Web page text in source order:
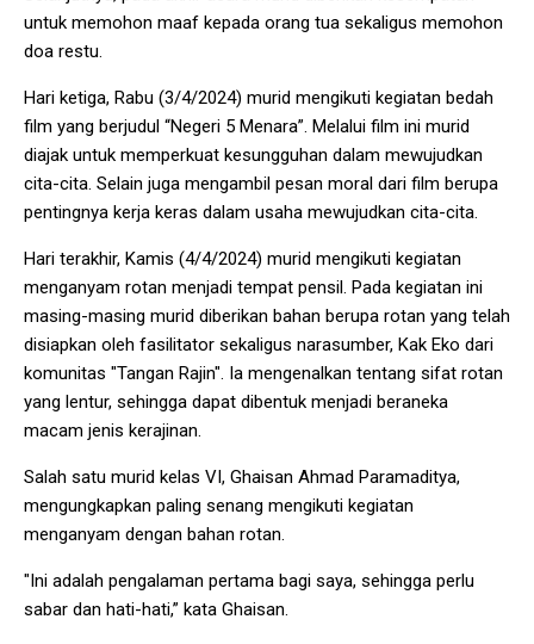
untuk memohon maaf kepada orang tua sekaligus memohon
doa restu.
Hari ketiga, Rabu (3/4/2024) murid mengikuti kegiatan bedah
film yang berjudul “Negeri 5 Menara”. Melalui film ini murid
diajak untuk memperkuat kesungguhan dalam mewujudkan
cita-cita. Selain juga mengambil pesan moral dari film berupa
pentingnya kerja keras dalam usaha mewujudkan cita-cita.
Hari terakhir, Kamis (4/4/2024) murid mengikuti kegiatan
menganyam rotan menjadi tempat pensil. Pada kegiatan ini
masing-masing murid diberikan bahan berupa rotan yang telah
disiapkan oleh fasilitator sekaligus narasumber, Kak Eko dari
komunitas "Tangan Rajin". Ia mengenalkan tentang sifat rotan
yang lentur, sehingga dapat dibentuk menjadi beraneka
macam jenis kerajinan.
Salah satu murid kelas VI, Ghaisan Ahmad Paramaditya,
mengungkapkan paling senang mengikuti kegiatan
menganyam dengan bahan rotan.
"Ini adalah pengalaman pertama bagi saya, sehingga perlu
sabar dan hati-hati,” kata Ghaisan.